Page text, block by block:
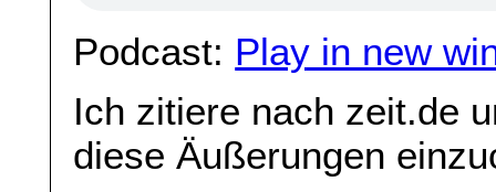
Podcast: Play in new
Ich zitiere nach zeit.de
diese Äußerungen